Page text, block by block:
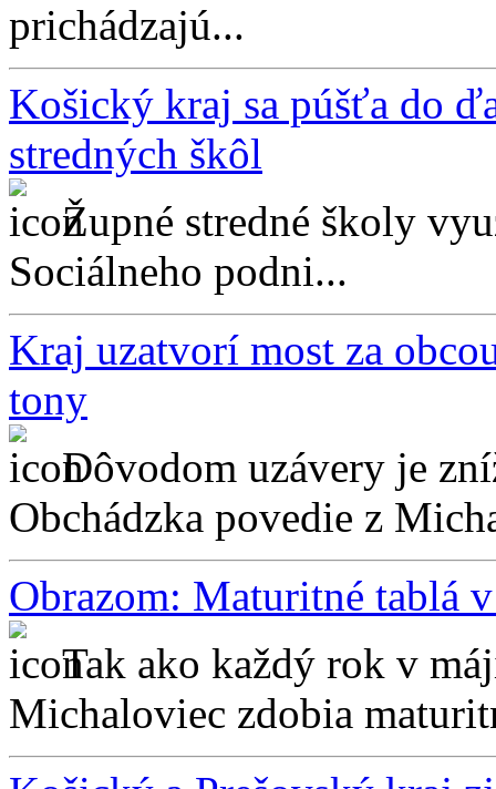
prichádzajú...
Košický kraj sa púšťa do
stredných škôl
Župné stredné školy
Sociálneho podni...
Kraj uzatvorí most za
tony
Dôvodom uzávery je
Obchádzka povedie z
Obrazom: Maturitné tablá
Tak ako každý rok v
Michaloviec zdobia